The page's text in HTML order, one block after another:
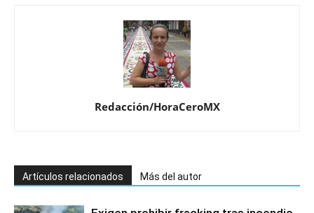
Redacción/HoraCeroMX
Artículos relacionados Más del autor